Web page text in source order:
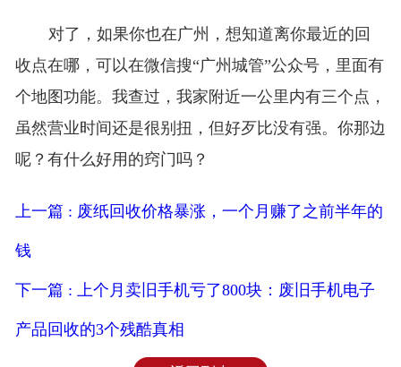
对了，如果你也在广州，想知道离你最近的回
收点在哪，可以在微信搜“广州城管”公众号，里面有
个地图功能。我查过，我家附近一公里内有三个点，
虽然营业时间还是很别扭，但好歹比没有强。你那边
呢？有什么好用的窍门吗？
上一篇 : 废纸回收价格暴涨，一个月赚了之前半年的
钱
下一篇 : 上个月卖旧手机亏了800块：废旧手机电子
产品回收的3个残酷真相